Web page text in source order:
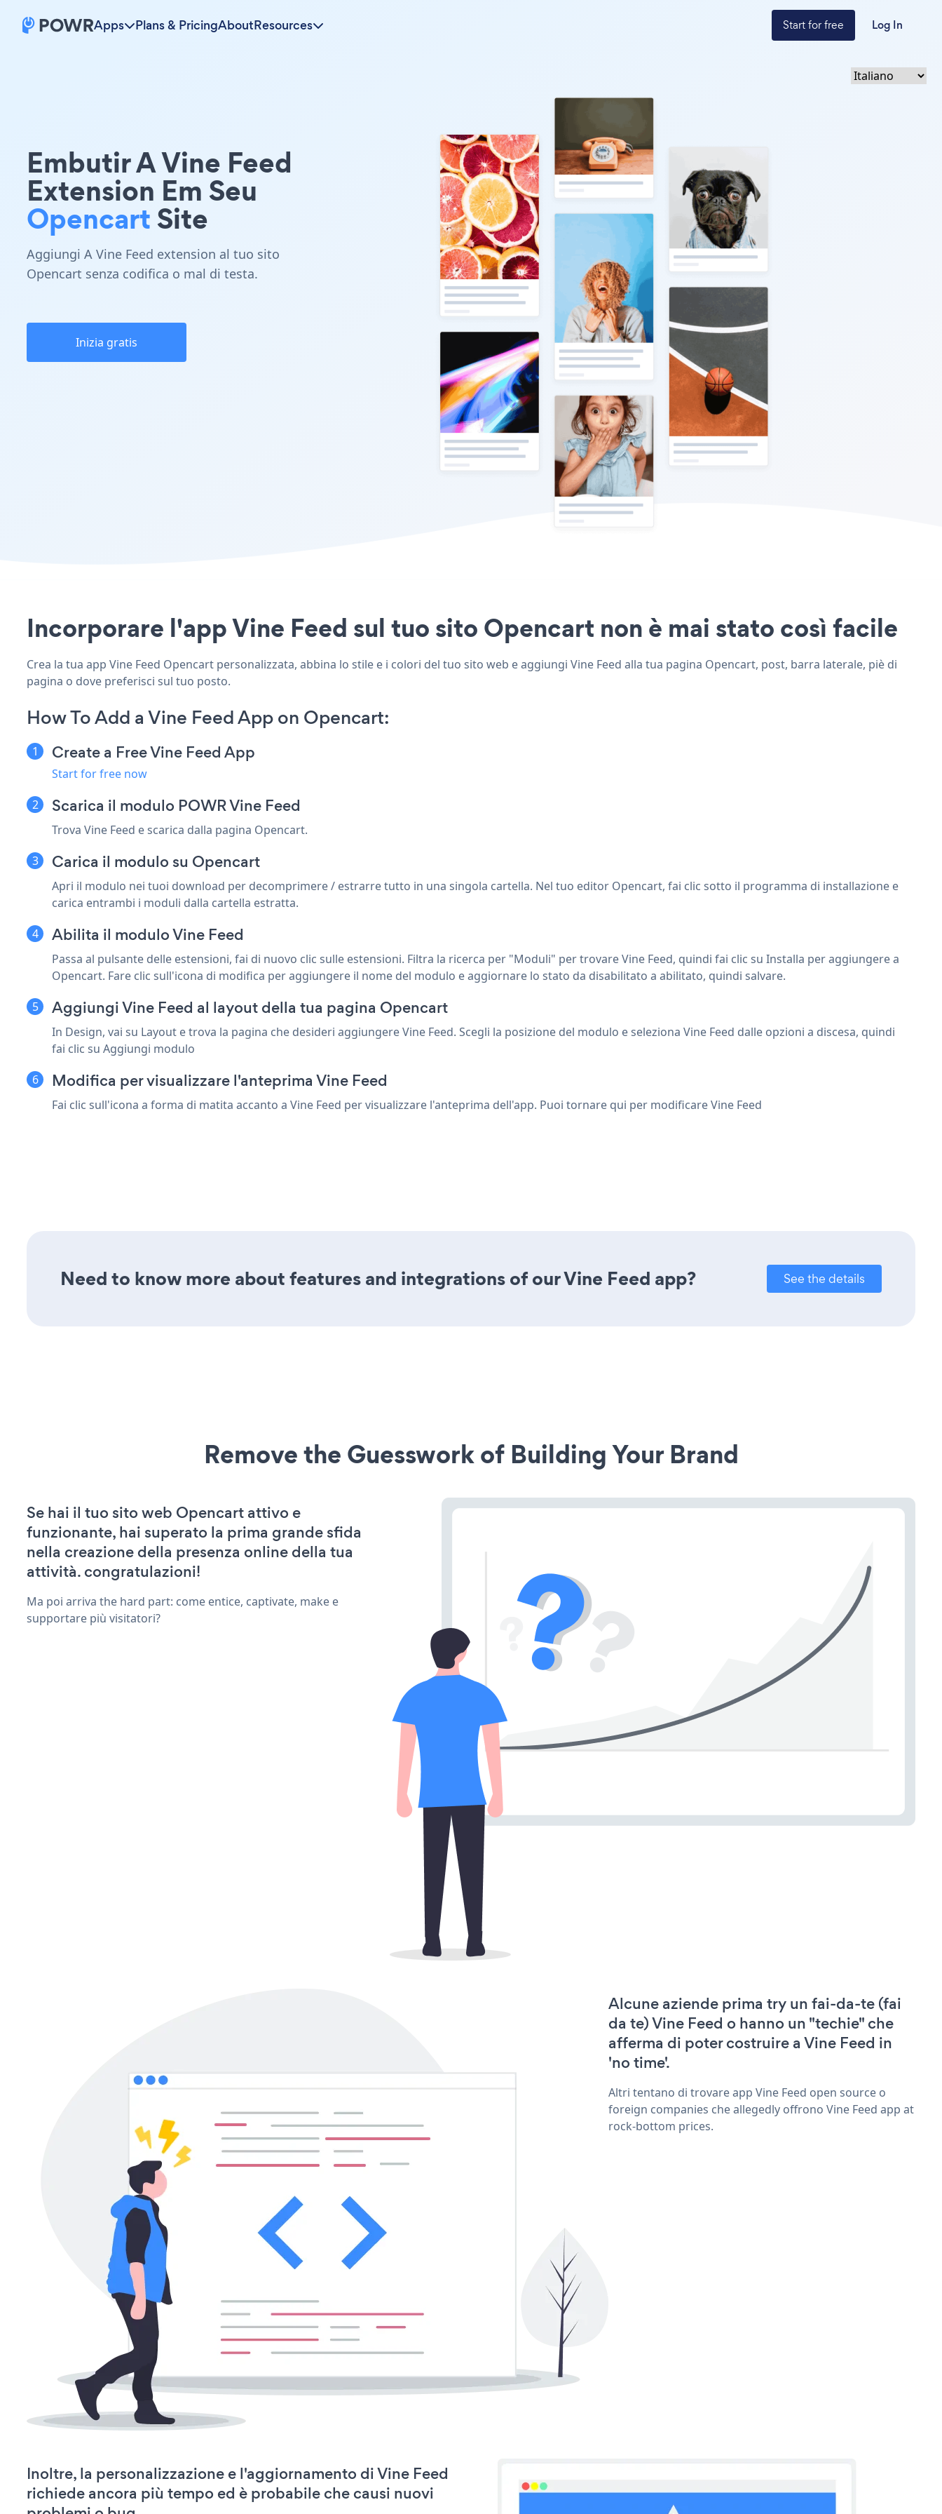
Apps Plans & PricingAboutResources Start for free Log In
Embutir A Vine Feed
Extension Em Seu
OpencartSite
Aggiungi A Vine Feed extension al tuo sito
Opencart senza codifica o mal di testa.
Inizia gratis
Incorporare l'app Vine Feed sul tuo sito Opencart non è mai stato così facile
Crea la tua app Vine Feed Opencart personalizzata, abbina lo stile e i colori del tuo sito web e aggiungi Vine Feed alla tua pagina Opencart, post, barra laterale, piè di
pagina o dove preferisci sul tuo posto.
How To Add a Vine Feed App on Opencart:
Create a Free Vine Feed App
Start for free now
Scarica il modulo POWR Vine Feed
Trova Vine Feed e scarica dalla pagina Opencart.
Carica il modulo su Opencart
Apri il modulo nei tuoi download per decomprimere / estrarre tutto in una singola cartella. Nel tuo editor Opencart, fai clic sotto il programma di installazione e
carica entrambi i moduli dalla cartella estratta.
Abilita il modulo Vine Feed
Passa al pulsante delle estensioni, fai di nuovo clic sulle estensioni. Filtra la ricerca per "Moduli" per trovare Vine Feed, quindi fai clic su Installa per aggiungere a
Opencart. Fare clic sull'icona di modifica per aggiungere il nome del modulo e aggiornare lo stato da disabilitato a abilitato, quindi salvare.
Aggiungi Vine Feed al layout della tua pagina Opencart
In Design, vai su Layout e trova la pagina che desideri aggiungere Vine Feed. Scegli la posizione del modulo e seleziona Vine Feed dalle opzioni a discesa, quindi
fai clic su Aggiungi modulo
Modifica per visualizzare l'anteprima Vine Feed
Fai clic sull'icona a forma di matita accanto a Vine Feed per visualizzare l'anteprima dell'app. Puoi tornare qui per modificare Vine Feed
Need to know more about features and integrations of our Vine Feed app? See the details
Remove the Guesswork of Building Your Brand
Se hai il tuo sito web Opencart attivo e
funzionante, hai superato la prima grande sfida
nella creazione della presenza online della tua
attività. congratulazioni!
Ma poi arriva the hard part: come entice, captivate, make e
supportare più visitatori?
Alcune aziende prima try un fai-da-te (fai
da te) Vine Feed o hanno un "techie" che
afferma di poter costruire a Vine Feed in
'no time'.
Altri tentano di trovare app Vine Feed open source o
foreign companies che allegedly offrono Vine Feed app at
rock-bottom prices.
Inoltre, la personalizzazione e l'aggiornamento di Vine Feed
richiede ancora più tempo ed è probabile che causi nuovi